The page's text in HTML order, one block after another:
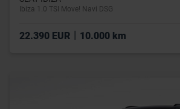
Ibiza 1.0 TSI Move! Navi DSG
22.390 EUR | 10.000 km